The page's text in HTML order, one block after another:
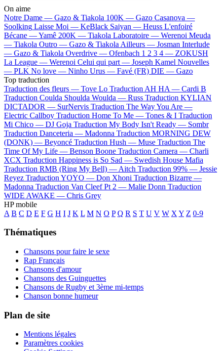
On aime
Notre Dame — Gazo & Tiakola 100K — Gazo Casanova —
Soolking Laisse Moi — KeBlack Saiyan — Heuss L'enfoiré
Bécane —Yamê 200K — Tiakola Laboratoire — Werenoi Meuda
— Tiakola Outro — Gazo & Tiakola Ailleurs — Josman Interlude
— Gazo & Tiakola Overdrive — Ofenbach 1 2 3 4 — ZOKUSH
La League — Werenoi Celui qui part — Joseph Kamel Nouvelles
— PLK No love — Ninho Urus — Favé (FR) DIE — Gazo
Top traduction
Traduction des fleurs — Tove Lo Traduction AH HA — Cardi B
Traduction Coulda Shoulda Woulda — Russ Traduction KYLIAN
DICTADOR — SurNervis Traduction The Way You Are —
Electric Callboy Traduction Home To Me — Tones & I Traduction
Mi Chico — DJ Goja Traduction My Body Isn't Ready — Sombr
Traduction Danceteria — Madonna Traduction MORNING DEW
(DONK) — Beyoncé Traduction Hush — Muse Traduction The
Time Of My Life — Benson Boone Traduction Camera — Charli
XCX Traduction Happiness is So Sad — Swedish House Mafia
Traduction RMB (Ring My Bell) — Aitch Traduction 99% — Jessie
Reyez Traduction YOYO — Don Xhoni Traduction Bizarre —
Madonna Traduction Van Cleef Pt 2 — Malie Donn Traduction
WIDE AWAKE — Chris Grey
HP mobile
A B C D E F G H I J K L M N O P Q R S T U V W X Y Z 0-9
Thématiques
Chansons pour faire le sexe
Rap Français
Chansons d'amour
Chansons des Guinguettes
Chansons de Rugby et 3ème mi-temps
Chanson bonne humeur
Plan de site
Mentions légales
Paramètres cookies